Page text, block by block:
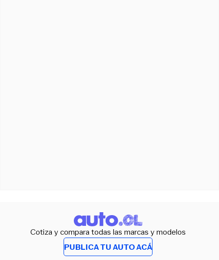
Cotiza y compara todas las marcas y modelos
PUBLICA TU AUTO ACÁ